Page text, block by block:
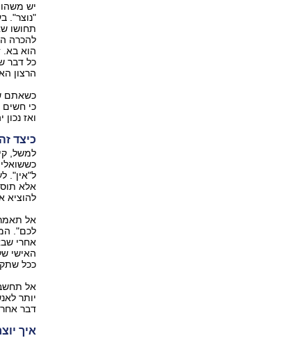
יש משהו
"נוצר".
תחושו
להכרה
הוא בא.
כל דבר
הרצון
כשאתם
כי
ואז
כיצד
למשל,
ל"אין".
אלא
להוציא
אל
לכם".
אחרי
האישי
ככל
אל
יותר
דבר אחר
איך